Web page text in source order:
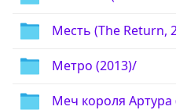
Месть (The Return,
Метро (2013)/
Меч короля